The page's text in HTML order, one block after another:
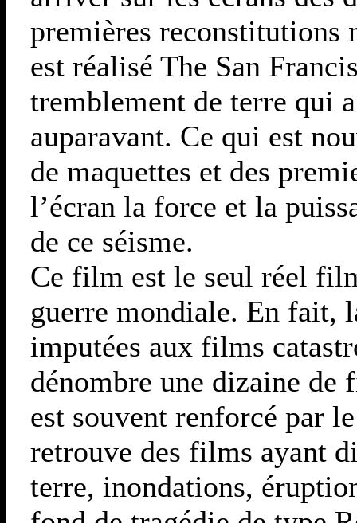
premières reconstitutions
est réalisé The San
tremblement de terre qui
auparavant. Ce qui est
de maquettes et des
l’écran la force et la
de ce séisme.
Ce film est le seul réel
guerre mondiale. En fait,
imputées aux films
dénombre une dizaine de
est souvent renforcé par
retrouve des films ayant
terre, inondations,